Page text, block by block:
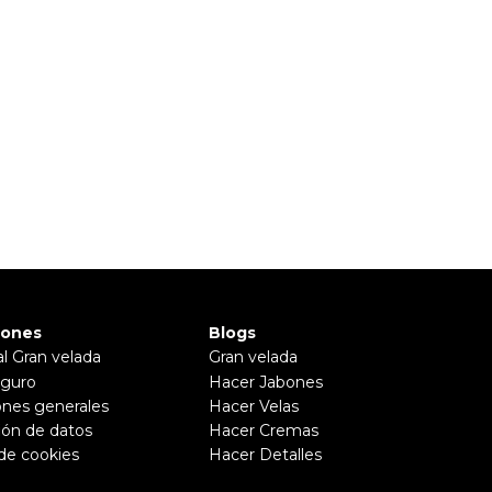
Gran velada
generales
de datos
cookies
Blogs
Gran velada
Hacer Jabones
Hacer Velas
Hacer Cremas
Hacer Detalles